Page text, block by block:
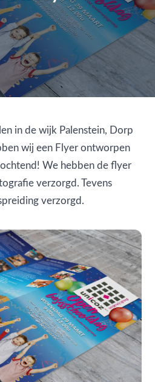
in de wijk Palenstein, Dorp
wij een Flyer ontworpen
We hebben de flyer
verzorgd. Tevens
verzorgd.